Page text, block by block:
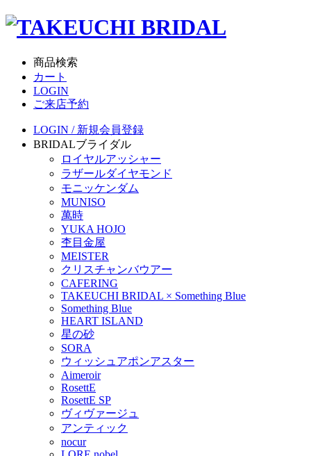
商品検索
カート
LOGIN
ご来店予約
LOGIN / 新規会員登録
BRIDALブライダル
ロイヤルアッシャー
ラザールダイヤモンド
モニッケンダム
MUNISO
萬時
YUKA HOJO
杢目金屋
MEISTER
クリスチャンバウアー
CAFERING
TAKEUCHI BRIDAL × Something Blue
Something Blue
HEART ISLAND
星の砂
SORA
ウィッシュアポンアスター
Aimeroir
RosettE
RosettE SP
ヴィヴァージュ
アンティック
nocur